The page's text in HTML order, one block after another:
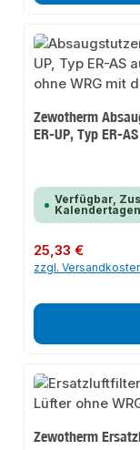
Zewotherm
ER-UP, Typ ER-AS
Verfügbar,
Kalendertagen
Regulärer Preis:
25,33 €
zzgl.
Zewotherm